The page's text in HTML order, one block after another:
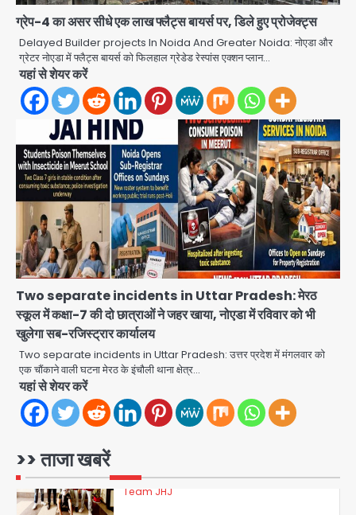
ग्रेप-4 का असर सीधे एक लाख फ्लैट्स बायर्स पर, डिले हुए प्रोजेक्ट्स
Delayed Builder projects In Noida And Greater Noida: नोएडा और
ग्रेटर नोएडा में फ्लैट्स बायर्स को फिलहाल ग्रेडेड रेस्पांस एक्शन प्लान…
यहां से शेयर करें
Two separate incidents in Uttar Pradesh: मेरठ
स्कूल में कक्षा-7 की दो छात्राओं ने जहर खाया, नोएडा में रविवार को भी
खुलेगा सब-रजिस्ट्रार कार्यालय
Two separate incidents in Uttar Pradesh: उत्तर प्रदेश में मंगलवार को
एक चौंकाने वाली घटना मेरठ के इंचौली थाना क्षेत्र…
यहां से शेयर करें
>> ताजा खबरें
अब पहला स्थान हासिल करना लक्ष्य: डीएम
Team JHJ
3
28 साल बाद कानून के शिकंजे में आया हत्या का
फरार आरोपी
Team JHJ
4
डबल मर्डर का मुख्य साजिशकर्ता क्राइम ब्रांच
के हत्थे
Team JHJ
5
रोहित चौधरी गैंग का कुख्यात बदमाश राजस्थान
से गिरफ्तार